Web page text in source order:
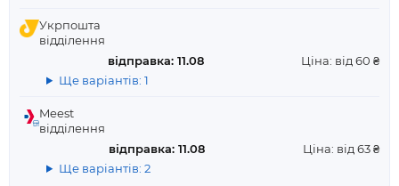
Укрпошта
відділення
відправка: 11.08
Ціна: від 60 ₴
Ще варіантів: 1
Meest
відділення
відправка: 11.08
Ціна: від 63 ₴
Ще варіантів: 2